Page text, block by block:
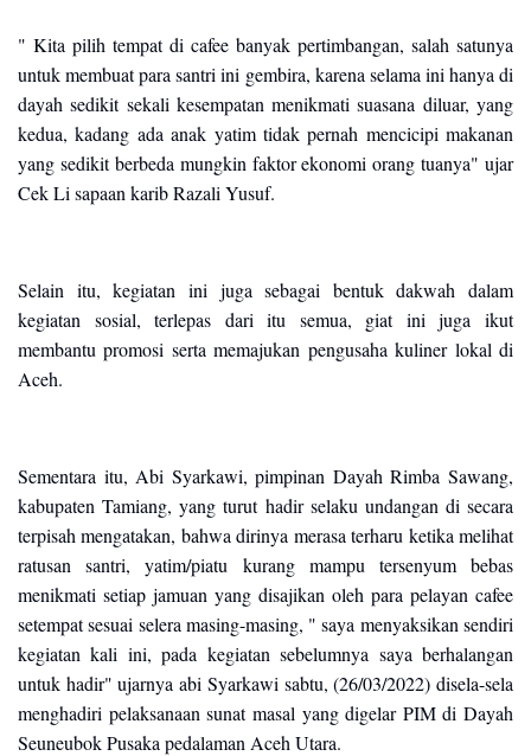
" Kita pilih tempat di cafee banyak pertimbangan, salah satunya
untuk membuat para santri ini gembira, karena selama ini hanya di
dayah sedikit sekali kesempatan menikmati suasana diluar, yang
kedua, kadang ada anak yatim tidak pernah mencicipi makanan
yang sedikit berbeda mungkin faktor ekonomi orang tuanya" ujar
Cek Li sapaan karib Razali Yusuf.
Selain itu, kegiatan ini juga sebagai bentuk dakwah dalam
kegiatan sosial, terlepas dari itu semua, giat ini juga ikut
membantu promosi serta memajukan pengusaha kuliner lokal di
Aceh.
Sementara itu, Abi Syarkawi, pimpinan Dayah Rimba Sawang,
kabupaten Tamiang, yang turut hadir selaku undangan di secara
terpisah mengatakan, bahwa dirinya merasa terharu ketika melihat
ratusan santri, yatim/piatu kurang mampu tersenyum bebas
menikmati setiap jamuan yang disajikan oleh para pelayan cafee
setempat sesuai selera masing-masing, " saya menyaksikan sendiri
kegiatan kali ini, pada kegiatan sebelumnya saya berhalangan
untuk hadir" ujarnya abi Syarkawi sabtu, (26/03/2022) disela-sela
menghadiri pelaksanaan sunat masal yang digelar PIM di Dayah
Seuneubok Pusaka pedalaman Aceh Utara.